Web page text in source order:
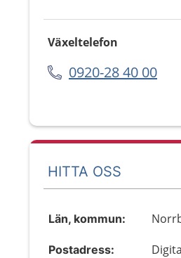
Växeltelefon
0920-28 40 00
HITTA OSS
Län, kommun:
Postadress: